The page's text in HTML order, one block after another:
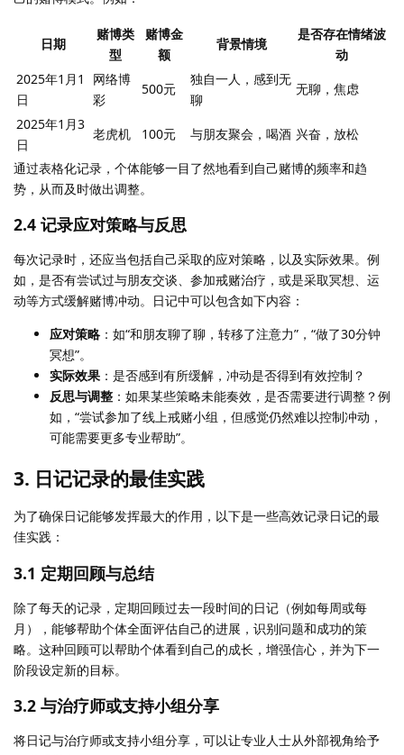
日期
赌博类
型
赌博金
额
背景情境
是否存在情绪波
动
2025年1月1
日
网络博
彩
500元
独自一人，感到无
聊
无聊，焦虑
2025年1月3
日
老虎机 100元 与朋友聚会，喝酒 兴奋，放松
通过表格化记录，个体能够一目了然地看到自己赌博的频率和趋
势，从而及时做出调整。
2.4 记录应对策略与反思
每次记录时，还应当包括自己采取的应对策略，以及实际效果。例
如，是否有尝试过与朋友交谈、参加戒赌治疗，或是采取冥想、运
动等方式缓解赌博冲动。日记中可以包含如下内容：
应对策略 ：如“和朋友聊了聊，转移了注意力”，“做了30分钟
冥想”。
实际效果 ：是否感到有所缓解，冲动是否得到有效控制？
反思与调整 ：如果某些策略未能奏效，是否需要进行调整？例
如，“尝试参加了线上戒赌小组，但感觉仍然难以控制冲动，
可能需要更多专业帮助”。
3. 日记记录的最佳实践
为了确保日记能够发挥最大的作用，以下是一些高效记录日记的最
佳实践：
3.1 定期回顾与总结
除了每天的记录，定期回顾过去一段时间的日记（例如每周或每
月），能够帮助个体全面评估自己的进展，识别问题和成功的策
略。这种回顾可以帮助个体看到自己的成长，增强信心，并为下一
阶段设定新的目标。
3.2 与治疗师或支持小组分享
将日记与治疗师或支持小组分享，可以让专业人士从外部视角给予